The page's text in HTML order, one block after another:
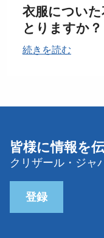
衣服につい
とりますか？
続きを読む
皆様に情報を
クリザール・ジャ
登録